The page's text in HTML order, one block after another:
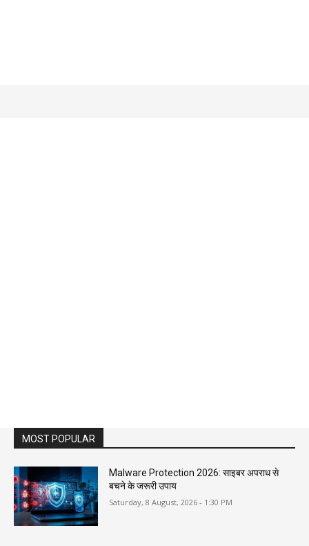
MOST POPULAR
Malware Protection 2026: साइबर अपराध से
बचने के जरूरी उपाय
Saturday, 8 August, 2026 - 1:30 PM